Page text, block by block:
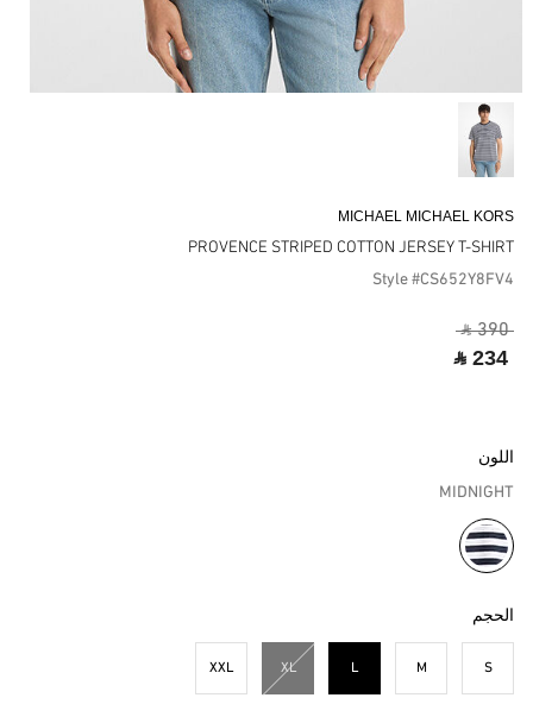
MICHAEL MICHAEL KORS
PROVENCE STRIPED COTTON JERSEY T-SHIRT
Style #CS652Y8FV4
‎ ⃁ 390 ‎
‎ ⃁ 234 ‎
اللون
MIDNIGHT
مختار
الحجم
S
M
L
XL
XXL